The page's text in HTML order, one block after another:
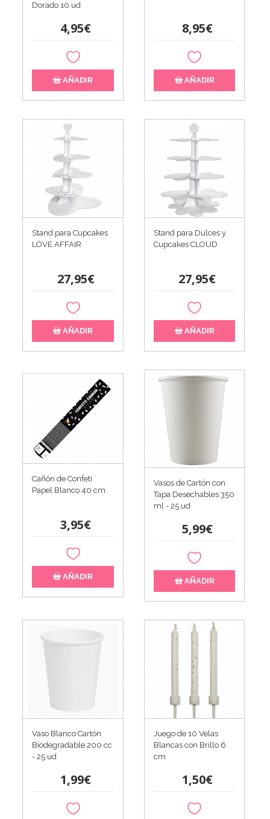
Dorado 10 ud
4,95€
AÑADIR
8,95€
AÑADIR
Stand para Cupcakes
LOVE AFFAIR
27,95€
AÑADIR
Stand para Dulces y
Cupcakes CLOUD
27,95€
AÑADIR
Cañón de Confeti
Papel Blanco 40 cm
3,95€
AÑADIR
Vasos de Cartón con
Tapa Desechables 350
ml - 25 ud
5,99€
AÑADIR
Vaso Blanco Cartón
Biodegradable 200 cc
- 25 ud
1,99€
Juego de 10 Velas
Blancas con Brillo 6
cm
1,50€